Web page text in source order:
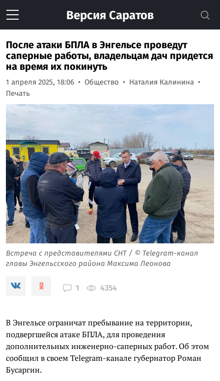
Версия Саратов
После атаки БПЛА в Энгельсе проведут
саперные работы, владельцам дач придется
на время их покинуть
1 апреля 2025, 18:06 Общество
Наталия Калинина
Печать
Встреча с представителями СНТ / © Telegram-канал
главы Энгельсского района Максима Леонова
1 4354
В Энгельсе ограничат пребывание на территории,
подвергшейся атаке БПЛА, для проведения
дополнительных инженерно-саперных работ. Об этом
сообщил в своем Telegram-канале губернатор Роман
Бусаргин.